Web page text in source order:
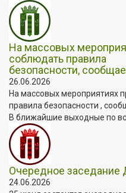
На массовых
соблюдать правила
безопасности,
26.06.2026
На массовых мероприятиях
правила безопасности ,
В ближайшие выходные по
Очередное заседание
24.06.2026